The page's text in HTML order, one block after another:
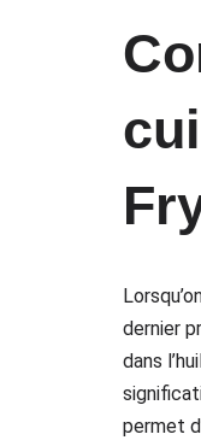
dernier
dans
permet